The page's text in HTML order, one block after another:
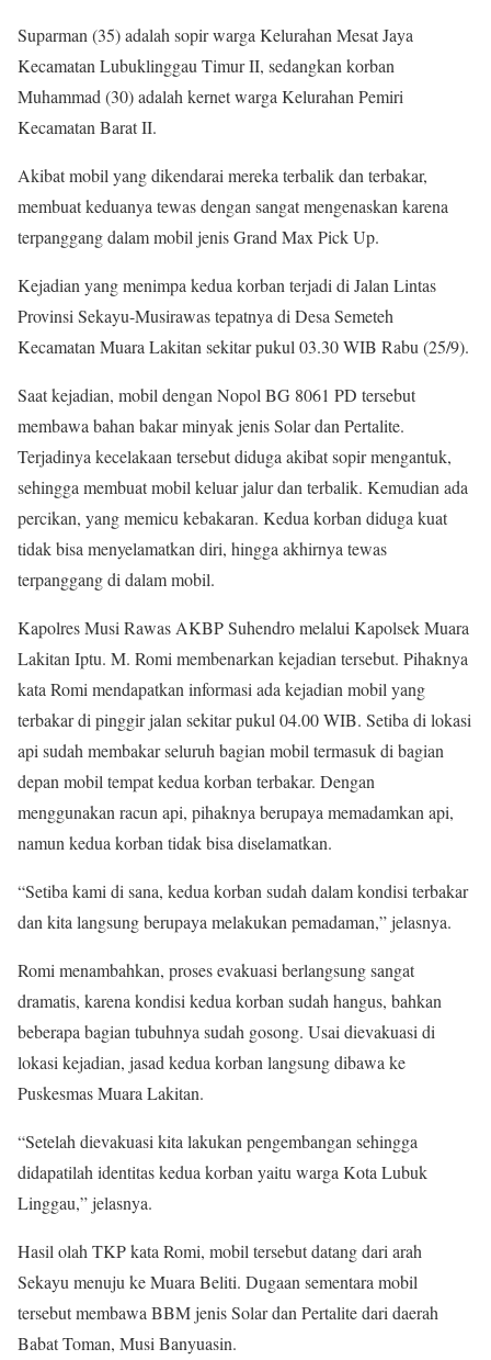
Suparman (35) adalah sopir warga Kelurahan Mesat Jaya
Kecamatan Lubuklinggau Timur II, sedangkan korban
Muhammad (30) adalah kernet warga Kelurahan Pemiri
Kecamatan Barat II.
Akibat mobil yang dikendarai mereka terbalik dan terbakar,
membuat keduanya tewas dengan sangat mengenaskan karena
terpanggang dalam mobil jenis Grand Max Pick Up.
Kejadian yang menimpa kedua korban terjadi di Jalan Lintas
Provinsi Sekayu-Musirawas tepatnya di Desa Semeteh
Kecamatan Muara Lakitan sekitar pukul 03.30 WIB Rabu (25/9).
Saat kejadian, mobil dengan Nopol BG 8061 PD tersebut
membawa bahan bakar minyak jenis Solar dan Pertalite.
Terjadinya kecelakaan tersebut diduga akibat sopir mengantuk,
sehingga membuat mobil keluar jalur dan terbalik. Kemudian ada
percikan, yang memicu kebakaran. Kedua korban diduga kuat
tidak bisa menyelamatkan diri, hingga akhirnya tewas
terpanggang di dalam mobil.
Kapolres Musi Rawas AKBP Suhendro melalui Kapolsek Muara
Lakitan Iptu. M. Romi membenarkan kejadian tersebut. Pihaknya
kata Romi mendapatkan informasi ada kejadian mobil yang
terbakar di pinggir jalan sekitar pukul 04.00 WIB. Setiba di lokasi
api sudah membakar seluruh bagian mobil termasuk di bagian
depan mobil tempat kedua korban terbakar. Dengan
menggunakan racun api, pihaknya berupaya memadamkan api,
namun kedua korban tidak bisa diselamatkan.
“Setiba kami di sana, kedua korban sudah dalam kondisi terbakar
dan kita langsung berupaya melakukan pemadaman,” jelasnya.
Romi menambahkan, proses evakuasi berlangsung sangat
dramatis, karena kondisi kedua korban sudah hangus, bahkan
beberapa bagian tubuhnya sudah gosong. Usai dievakuasi di
lokasi kejadian, jasad kedua korban langsung dibawa ke
Puskesmas Muara Lakitan.
“Setelah dievakuasi kita lakukan pengembangan sehingga
didapatilah identitas kedua korban yaitu warga Kota Lubuk
Linggau,” jelasnya.
Hasil olah TKP kata Romi, mobil tersebut datang dari arah
Sekayu menuju ke Muara Beliti. Dugaan sementara mobil
tersebut membawa BBM jenis Solar dan Pertalite dari daerah
Babat Toman, Musi Banyuasin.